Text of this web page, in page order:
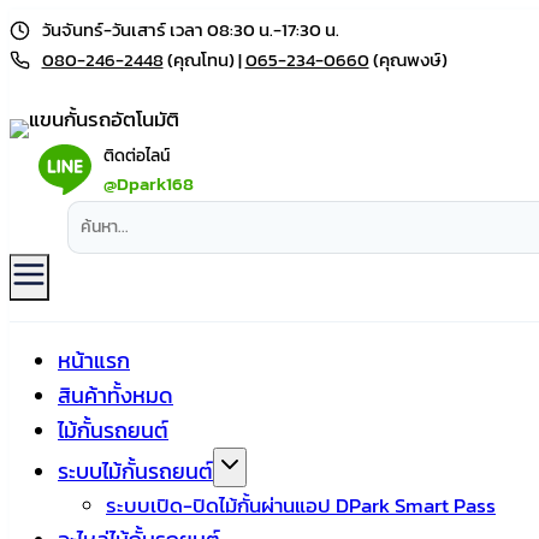
Skip
to
วันจันทร์-วันเสาร์ เวลา 08:30 น.-17:30 น.
080-246-2448(คุณโทน) |065-234-0660(คุณพงษ์)
ติดต่อไลน์
@Dpark168
หน้าแรก
สินค้าทั้งหมด
ไม้กั้นรถยนต์
ระบบไม้กั้นรถยนต์
ระบบเปิด-ปิดไม้กั้นผ่านแอป DPark Smart Pass